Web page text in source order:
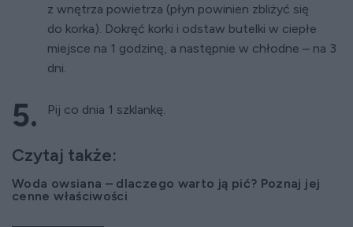
z wnętrza powietrza (płyn powinien zbliżyć się
do korka). Dokręć korki i odstaw butelki w ciepłe
miejsce na 1 godzinę, a następnie w chłodne – na 3
dni.
Pij co dnia 1 szklankę.
Czytaj także:
Woda owsiana – dlaczego warto ją pić? Poznaj jej
cenne właściwości